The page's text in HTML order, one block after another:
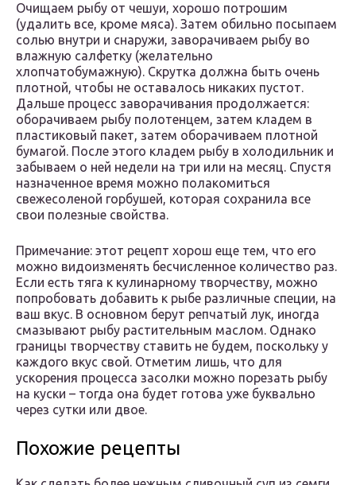
Очищаем рыбу от чешуи, хорошо потрошим
(удалить все, кроме мяса). Затем обильно посыпаем
солью внутри и снаружи, заворачиваем рыбу во
влажную салфетку (желательно
хлопчатобумажную). Скрутка должна быть очень
плотной, чтобы не оставалось никаких пустот.
Дальше процесс заворачивания продолжается:
оборачиваем рыбу полотенцем, затем кладем в
пластиковый пакет, затем оборачиваем плотной
бумагой. После этого кладем рыбу в холодильник и
забываем о ней недели на три или на месяц. Спустя
назначенное время можно полакомиться
свежесоленой горбушей, которая сохранила все
свои полезные свойства.
Примечание: этот рецепт хорош еще тем, что его
можно видоизменять бесчисленное количество раз.
Если есть тяга к кулинарному творчеству, можно
попробовать добавить к рыбе различные специи, на
ваш вкус. В основном берут репчатый лук, иногда
смазывают рыбу растительным маслом. Однако
границы творчеству ставить не будем, поскольку у
каждого вкус свой. Отметим лишь, что для
ускорения процесса засолки можно порезать рыбу
на куски – тогда она будет готова уже буквально
через сутки или двое.
Похожие рецепты